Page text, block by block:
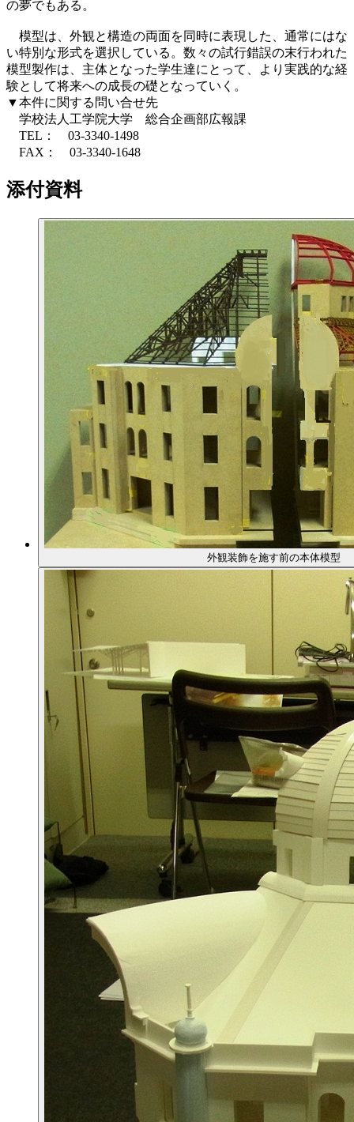
の夢でもある。
模型は、外観と構造の両面を同時に表現した、通常にはな
い特別な形式を選択している。数々の試行錯誤の末行われた
模型製作は、主体となった学生達にとって、より実践的な経
験として将来への成長の礎となっていく。
▼本件に関する問い合せ先
学校法人工学院大学 総合企画部広報課
TEL： 03-3340-1498
FAX： 03-3340-1648
添付資料
外観装飾を施す前の本体模型